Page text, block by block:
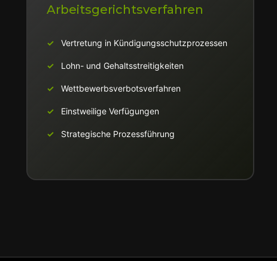
Arbeitsgerichtsverfahren
Vertretung in Kündigungsschutzprozessen
Lohn- und Gehaltsstreitigkeiten
Wettbewerbsverbotsverfahren
Einstweilige Verfügungen
Strategische Prozessführung